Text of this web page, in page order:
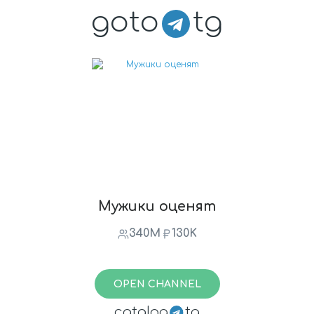
goto tg
Мужики оценят
340M 130K
OPEN CHANNEL